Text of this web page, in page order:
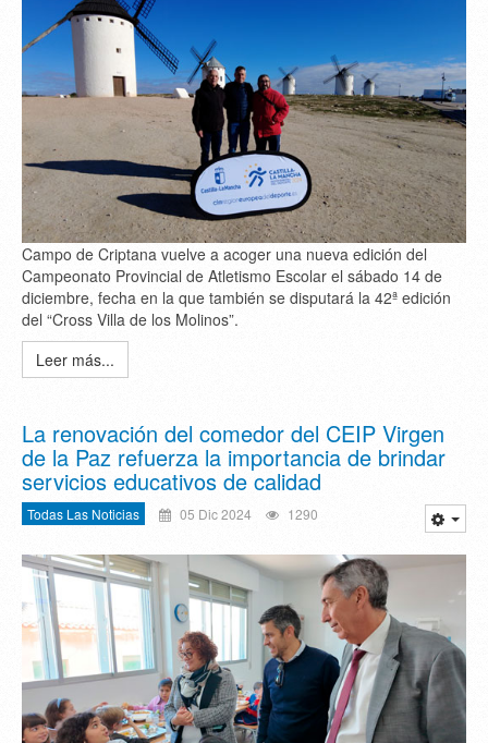
Campo de Criptana vuelve a acoger una nueva edición del
Campeonato Provincial de Atletismo Escolar el sábado 14 de
diciembre, fecha en la que también se disputará la 42ª edición
del “Cross Villa de los Molinos”.
Leer más...
La renovación del comedor del CEIP Virgen
de la Paz refuerza la importancia de brindar
servicios educativos de calidad
Todas Las Noticias 05 Dic 2024 1290